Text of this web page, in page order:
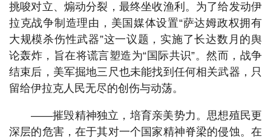
挑唆对立、煽动分裂，最终坐收渔利。为了给发动伊
拉克战争制造理由，美国媒体设置“萨达姆政权拥有
大规模杀伤性武器”这一议题，实施了长达数月的舆
论轰炸，旨在将谎言塑造为“国际共识”。然而，战争
结束后，美军掘地三尺也未能找到任何相关武器，只
留给伊拉克人民无尽的创伤与动荡。
——摧毁精神独立，培育亲美势力。思想殖民更
深层的危害，在于其对一个国家精神脊梁的侵蚀。在